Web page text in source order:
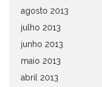
agosto 2013
julho 2013
junho 2013
maio 2013
abril 2013